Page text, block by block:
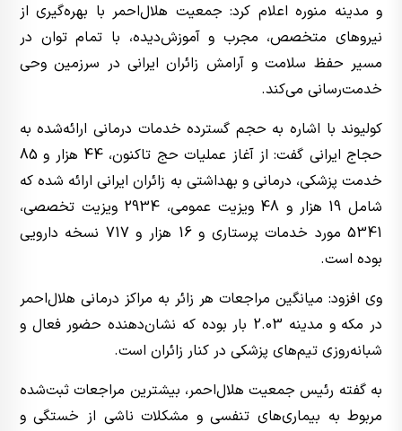
و مدینه منوره اعلام کرد: جمعیت هلال‌احمر با بهره‌گیری از
نیروهای متخصص، مجرب و آموزش‌دیده، با تمام توان در
مسیر حفظ سلامت و آرامش زائران ایرانی در سرزمین وحی
خدمت‌رسانی می‌کند.
کولیوند با اشاره به حجم گسترده خدمات درمانی ارائه‌شده به
حجاج ایرانی گفت: از آغاز عملیات حج تاکنون، 44 هزار و 85
خدمت پزشکی، درمانی و بهداشتی به زائران ایرانی ارائه شده که
شامل 19 هزار و 48 ویزیت عمومی، 2934 ویزیت تخصصی،
5341 مورد خدمات پرستاری و 16 هزار و 717 نسخه دارویی
بوده است.
وی افزود: میانگین مراجعات هر زائر به مراکز درمانی هلال‌احمر
در مکه و مدینه 2.03 بار بوده که نشان‌دهنده حضور فعال و
شبانه‌روزی تیم‌های پزشکی در کنار زائران است.
به گفته رئیس جمعیت هلال‌احمر، بیشترین مراجعات ثبت‌شده
مربوط به بیماری‌های تنفسی و مشکلات ناشی از خستگی و